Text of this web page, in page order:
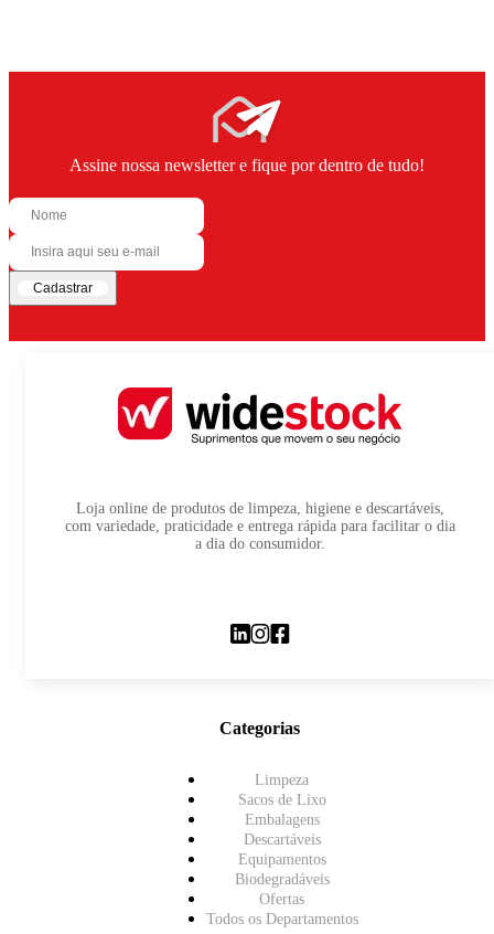
Assine nossa newsletter e fique por dentro de tudo!
Cadastrar
Loja online de produtos de limpeza, higiene e descartáveis,
com variedade, praticidade e entrega rápida para facilitar o dia
a dia do consumidor.
Categorias
Limpeza
Sacos de Lixo
Embalagens
Descartáveis
Equipamentos
Biodegradáveis
Ofertas
Todos os Departamentos